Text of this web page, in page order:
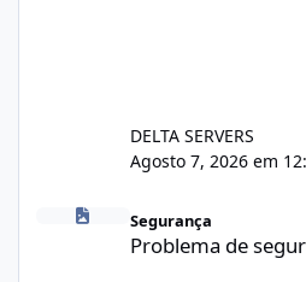
DELTA SERVERS
Agosto 7, 2026 em
Problema de segurança no csf
Segurança
Problema de